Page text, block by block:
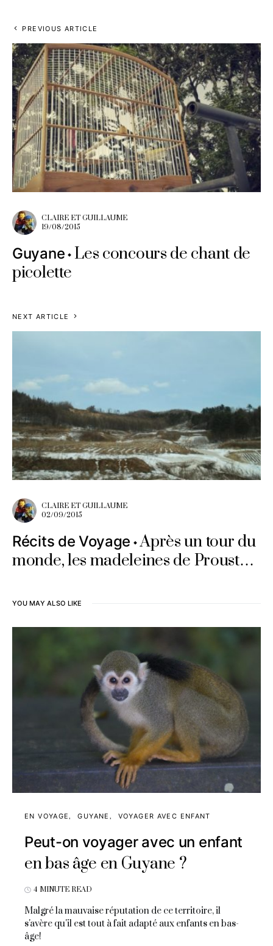
PREVIOUS ARTICLE
CLAIRE ET GUILLAUME
19/08/2015
Guyane Les concours de chant de
picolette
NEXT ARTICLE
CLAIRE ET GUILLAUME
02/09/2015
Récits de Voyage Après un tour du
monde, les madeleines de Proust…
YOU MAY ALSO LIKE
EN VOYAGE GUYANE VOYAGER AVEC ENFANT
Peut-on voyager avec un enfant
en bas âge en Guyane ?
4 MINUTE READ
Malgré la mauvaise réputation de ce territoire, il
s'avère qu'il est tout à fait adapté aux enfants en bas-
âge!